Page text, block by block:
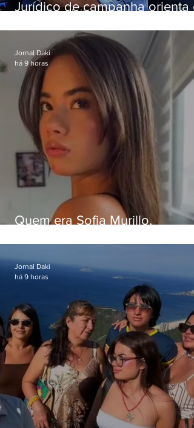
Jurídico de campanha orienta e
da Band
Quem era Sofia Murillo,
em queda de helicóptero no
Jornal Daki
há 9 horas
Jornal Daki
há 9 horas